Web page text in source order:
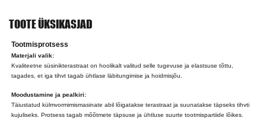
TOOTE ÜKSIKASJAD
Tootmisprotsess
Materjali valik:
Kvaliteetne süsinikterastraat on hoolikalt valitud selle tugevuse ja elastsuse tõttu,
tagades, et iga tihvt tagab ühtlase läbitungimise ja hoidmisjõu.
Moodustamine ja pealkiri:
Täiustatud külmvormimismasinate abil lõigatakse terastraat ja suunatakse täpseks tihvti
kujuliseks. Protsess tagab mõõtmete täpsuse ja ühtluse suurte tootmispartiide lõikes.